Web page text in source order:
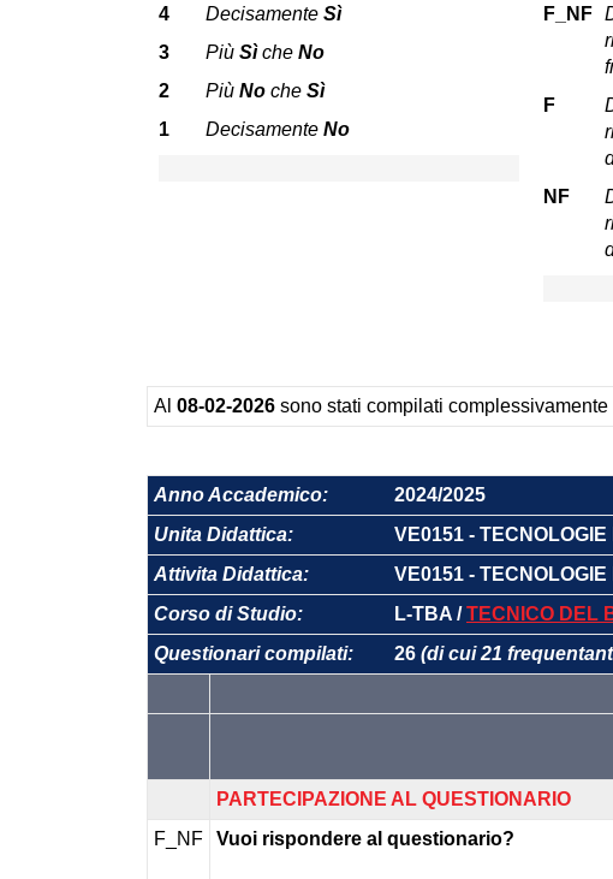
4
Decisamente Sì
3
Più Sìche No
2
Più No che Sì
1
Decisamente No
F_NF
F
NF
Al 08-02-2026 sono stati compilati complessivamente
Anno Accademico:
2024/2025
Unita Didattica:
VE0151 -
Attivita Didattica:
VE0151 -
Corso di Studio:
L-TBA /TECNICO DEL
Questionari compilati:
26 (di cui 21
PARTECIPAZIONE AL QUESTIONARIO
F_NF
Vuoi rispondere al questionario?